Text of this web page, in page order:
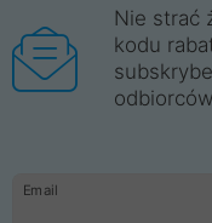
Nie strać
kodu
Email